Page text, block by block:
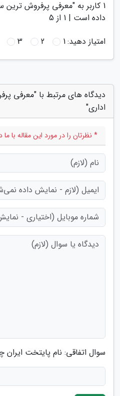
1 کاربر به "معرفی پرفروش ترین
داده است | 1 از 5
امتیاز دهید:1
2
3
دیدگاه های مرتبط با "معرفی
اداری"
* نظرتان را در مورد این مقاله با ما
سوال اتفاقی: نام پایتخت